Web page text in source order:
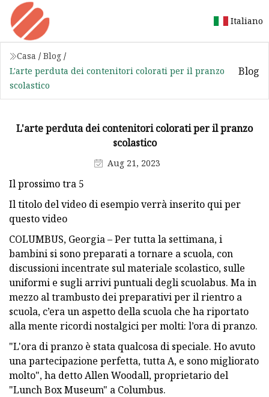
Italiano
Casa / Blog /
L'arte perduta dei contenitori colorati per il pranzo
scolastico
Blog
L'arte perduta dei contenitori colorati per il pranzo
scolastico
Aug 21, 2023
Il prossimo tra 5
Il titolo del video di esempio verrà inserito qui per
questo video
COLUMBUS, Georgia – Per tutta la settimana, i
bambini si sono preparati a tornare a scuola, con
discussioni incentrate sul materiale scolastico, sulle
uniformi e sugli arrivi puntuali degli scuolabus. Ma in
mezzo al trambusto dei preparativi per il rientro a
scuola, c’era un aspetto della scuola che ha riportato
alla mente ricordi nostalgici per molti: l’ora di pranzo.
"L'ora di pranzo è stata qualcosa di speciale. Ho avuto
una partecipazione perfetta, tutta A, e sono migliorato
molto", ha detto Allen Woodall, proprietario del
"Lunch Box Museum" a Columbus.